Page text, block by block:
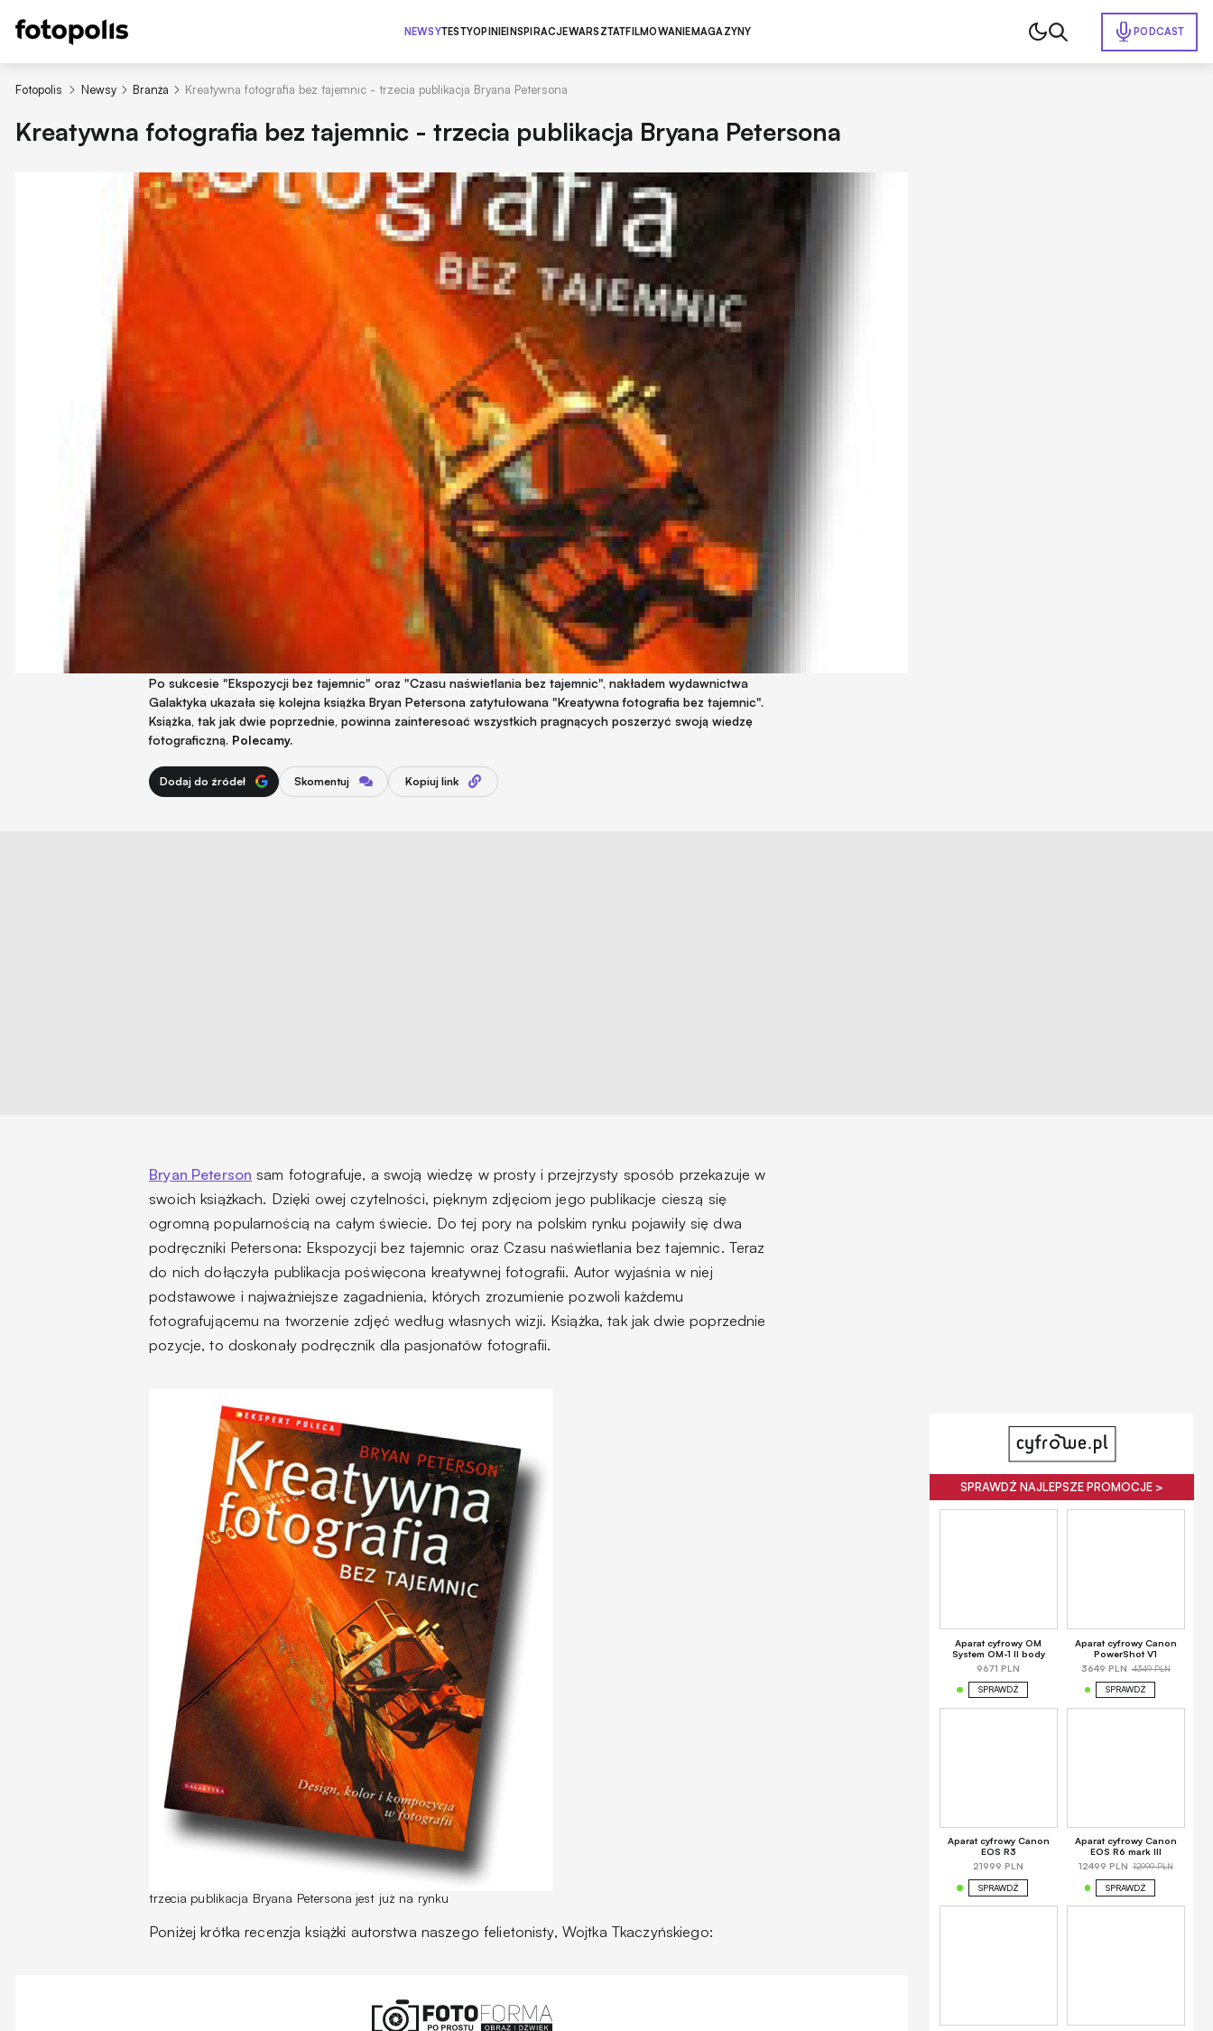
NEWSYTESTYOPINIEINSPIRACJEWARSZTATFILMOWANIEMAGAZYNY PODCAST
Fotopolis Newsy Branża Kreatywna fotografia bez tajemnic - trzecia publikacja Bryana Petersona
Kreatywna fotografia bez tajemnic - trzecia publikacja Bryana Petersona
Po sukcesie "Ekspozycji bez tajemnic" oraz "Czasu naświetlania bez tajemnic", nakładem wydawnictwa
Galaktyka ukazała się kolejna książka Bryan Petersona zatytułowana "Kreatywna fotografia bez tajemnic".
Książka, tak jak dwie poprzednie, powinna zainteresoać wszystkich pragnących poszerzyć swoją wiedzę
fotograficzną. Polecamy.
Dodaj do źródeł Skomentuj Kopiuj link
Bryan Peterson sam fotografuje, a swoją wiedzę w prosty i przejrzysty sposób przekazuje w
swoich książkach. Dzięki owej czytelności, pięknym zdjęciom jego publikacje cieszą się
ogromną popularnością na całym świecie. Do tej pory na polskim rynku pojawiły się dwa
podręczniki Petersona: Ekspozycji bez tajemnic orazCzasu naświetlania bez tajemnic. Teraz
do nich dołączyła publikacja poświęcona kreatywnej fotografii. Autor wyjaśnia w niej
podstawowe i najważniejsze zagadnienia, których zrozumienie pozwoli każdemu
fotografującemu na tworzenie zdjęć według własnych wizji. Książka, tak jak dwie poprzednie
pozycje, to doskonały podręcznik dla pasjonatów fotografii.
trzecia publikacja Bryana Petersona jest już na rynku
Poniżej krótka recenzja książki autorstwa naszego felietonisty, Wojtka Tkaczyńskiego:
SPRAWDŹ NAJLEPSZE PROMOCJE >
Aparat cyfrowy OM
System OM-1 II body
9671 PLN
SPRAWDŹ
Aparat cyfrowy Canon
PowerShot V1
3649 PLN 4349 PLN
SPRAWDŹ
Aparat cyfrowy Canon
EOS R3
21999 PLN
SPRAWDŹ
Aparat cyfrowy Canon
EOS R6 mark III
12499 PLN 12999 PLN
SPRAWDŹ